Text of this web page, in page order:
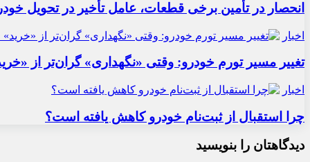
انحصار در تأمین برخی قطعات، عامل تأخیر در تحویل
اخبار
تغییر مسیر تورم خودرو: وقتی «نگهداری» گران‌تر از
اخبار
چرا استقبال از ثبت‌نام خودرو کاهش یافته است؟
دیدگاهتان را بنویسید